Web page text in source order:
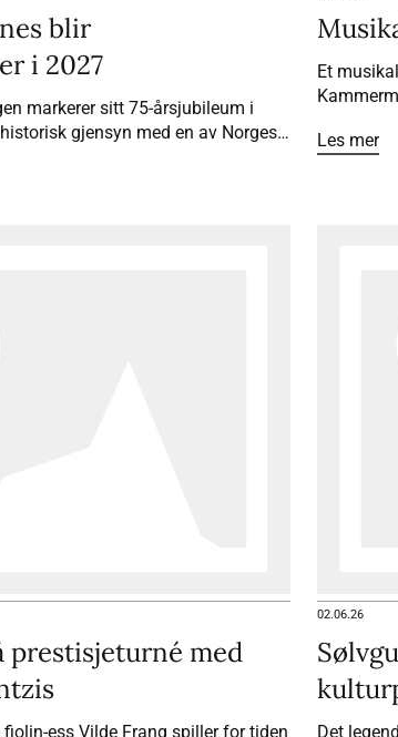
blir
i 2027
markerer sitt 75-årsjubileum i
gjensyn med en av Norges
gang – som den første i
Et
år etter at
Les mer
prestisjeturné med
ess Vilde Frang spiller for tiden
02.06.26
Det